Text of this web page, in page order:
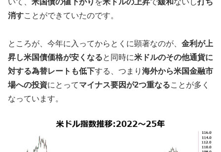
いて、 米国債の値下がり を米ドルの上昇で緩和ないし打ち
消すことができていたのです。
ところが、今年に入ってからとくに顕著なのが、 金利が上
昇し米国債価格が安くなると同時に米ドルのその他通貨に
対する為替レートも低下する、つまり 海外から米国金融市
場への投資にとってマイナス要因が2つ重なることが多く
なっています。